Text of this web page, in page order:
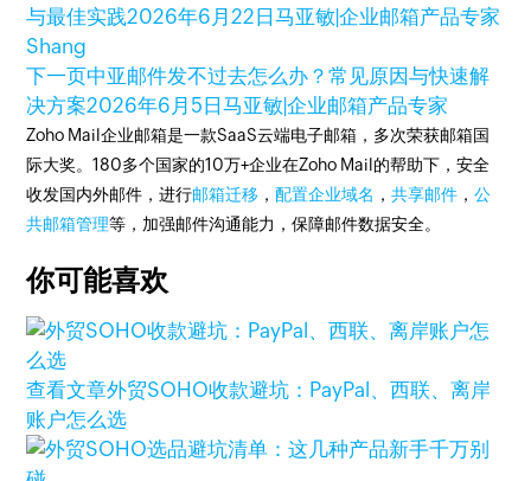
与最佳实践2026年6月22日马亚敏|企业邮箱产品专家
Shang
下一页中亚邮件发不过去怎么办？常见原因与快速解
决方案2026年6月5日马亚敏|企业邮箱产品专家
Zoho Mail企业邮箱是一款SaaS云端电子邮箱，多次荣获邮箱国
际大奖。180多个国家的10万+企业在Zoho Mail的帮助下，安全
收发国内外邮件，进行邮箱迁移 ，配置企业域名 ，共享邮件 ，公
共邮箱管理等，加强邮件沟通能力，保障邮件数据安全。
你可能喜欢
查看文章外贸SOHO收款避坑：PayPal、西联、离岸
账户怎么选